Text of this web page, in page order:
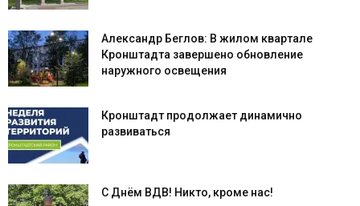
Александр Беглов: В жилом квартале
Кронштадта завершено обновление
наружного освещения
Кронштадт продолжает динамично
развиваться
С Днём ВДВ! Никто, кроме нас!